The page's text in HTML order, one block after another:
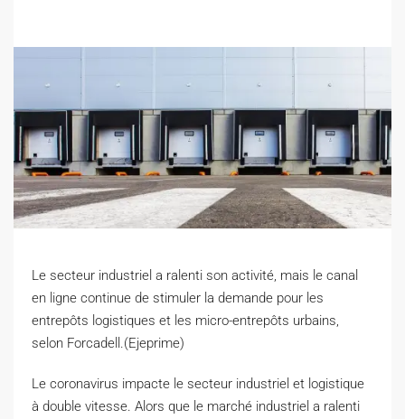
Le secteur industriel a ralenti son activité, mais le canal
en ligne continue de stimuler la demande pour les
entrepôts logistiques et les micro-entrepôts urbains,
selon Forcadell.(Ejeprime)
L e coronavirus impacte le secteur industriel et logistique
à double vitesse. Alors que le marché industriel a ralenti